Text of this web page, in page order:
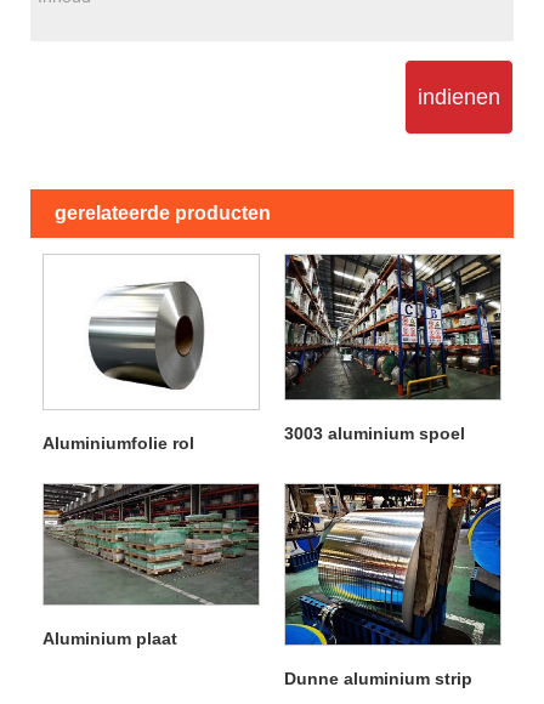
indienen
gerelateerde producten
Aluminiumfolie rol 3003 aluminium spoel
Aluminium plaat
Dunne aluminium strip